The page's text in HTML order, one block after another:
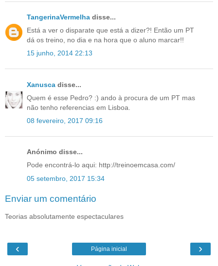
TangerinaVermelha disse...
Está a ver o disparate que está a dizer?! Então um PT
dá os treino, no dia e na hora que o aluno marcar!!
15 junho, 2014 22:13
Xanusca disse...
Quem é esse Pedro? :) ando à procura de um PT mas
não tenho referencias em Lisboa.
08 fevereiro, 2017 09:16
Anónimo disse...
Pode encontrá-lo aqui: http://treinoemcasa.com/
05 setembro, 2017 15:34
Enviar um comentário
Teorias absolutamente espectaculares
‹ ›
Página inicial